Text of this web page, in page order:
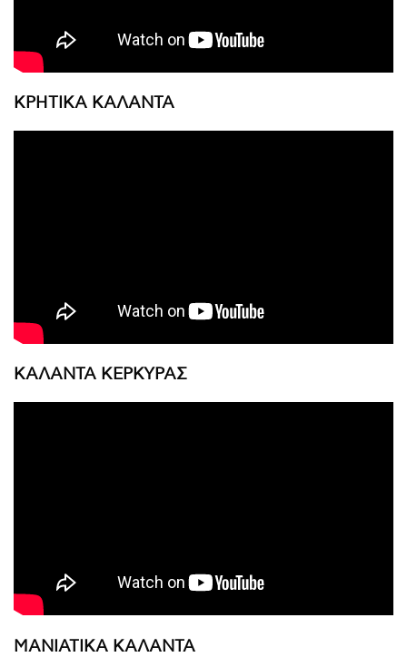
ΚΡΗΤΙΚΑ ΚΑΛΑΝΤΑ
ΚΑΛΑΝΤΑ ΚΕΡΚΥΡΑΣ
ΜΑΝΙΑΤΙΚΑ ΚΑΛΑΝΤΑ